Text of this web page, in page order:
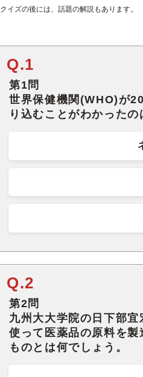
クイズの後には、話題の解説もあります。
Q.1
第1問
世界保健機関(WHO)が
り込むことがわかったの
Q.2
第2問
九州大大学院の日下部
使って医薬品の原料を
ものとは何でしょう。